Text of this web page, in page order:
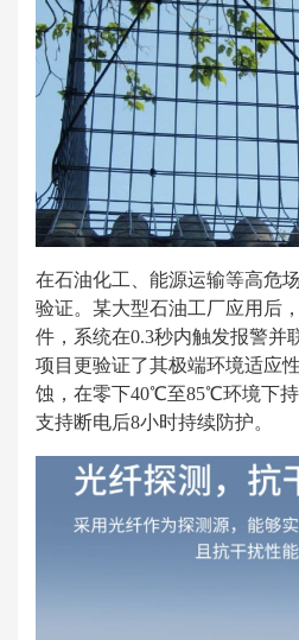
在石油化工、能源运输等高危
验证。某大型石油工厂应用后
件，系统在0.3秒内触发报警并
项目更验证了其极端环境适
蚀，在零下40℃至85℃环境下
支持断电后8小时持续防护。